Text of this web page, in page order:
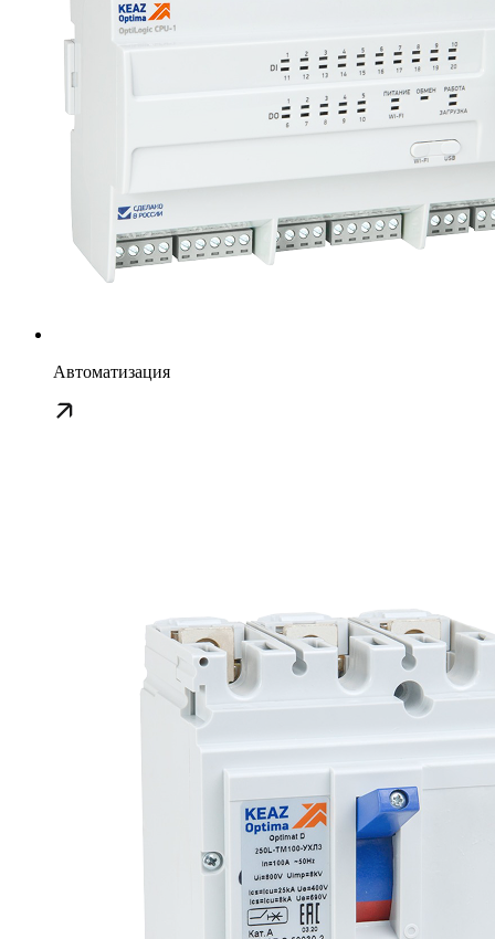
Автоматизация